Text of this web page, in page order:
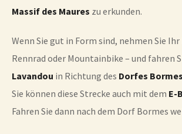
Massif des Maures zu erkunden.
Wenn Sie gut in Form sind, nehmen Sie Ihr
Rennrad oder Mountainbike – und fahren
Lavandou in Richtung des Dorfes
Sie können diese Strecke auch mit dem E-
Fahren Sie dann nach dem Dorf Bormes